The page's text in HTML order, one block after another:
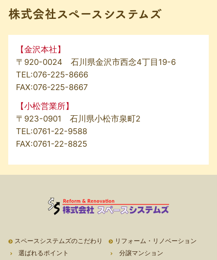
株式会社スペースシステムズ
【金沢本社】
〒920-0024 石川県金沢市西念4丁目19-6
TEL:076-225-8666
FAX:076-225-8667
【小松営業所】
〒923-0901 石川県小松市泉町2
TEL:0761-22-9588
FAX:0761-22-8825
スペースシステムズのこだわり
選ばれるポイント
リフォーム・リノベーション
分譲マンション